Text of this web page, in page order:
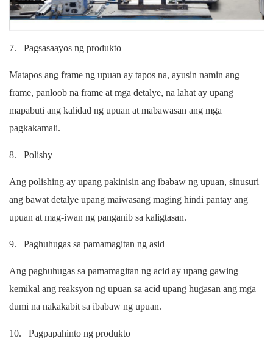
7. Pagsasaayos ng produkto
Matapos ang frame ng upuan ay tapos na, ayusin namin ang
frame, panloob na frame at mga detalye, na lahat ay upang
mapabuti ang kalidad ng upuan at mabawasan ang mga
pagkakamali.
8. Polishy
Ang polishing ay upang pakinisin ang ibabaw ng upuan, sinusuri
ang bawat detalye upang maiwasang maging hindi pantay ang
upuan at mag-iwan ng panganib sa kaligtasan.
9. Paghuhugas sa pamamagitan ng asid
Ang paghuhugas sa pamamagitan ng acid ay upang gawing
kemikal ang reaksyon ng upuan sa acid upang hugasan ang mga
dumi na nakakabit sa ibabaw ng upuan.
10. Pagpapahinto ng produkto